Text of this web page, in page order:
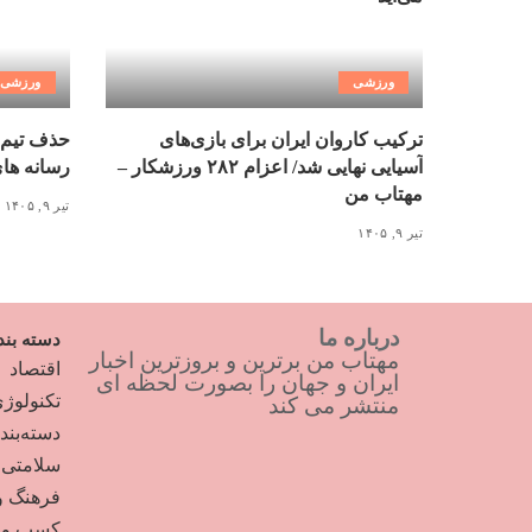
ورزشی
ترکیب کاروان ایران برای بازی‌های
آسیایی نهایی شد/ اعزام ۲۸۲ ورزشکار –
مهتاب من
تیر ۹, ۱۴۰۵
ورزشی
حذف تیم
رسانه
تیر ۹, ۱۴۰۵
درباره ما
مهتاب من برترین و بروزترین اخبار
ایران و جهان را بصورت لحظه ای
منتشر می کند
دسته
اقتصاد
سلامتی
فرهنگ